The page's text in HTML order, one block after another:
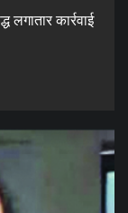
लगातार कार्रवाई